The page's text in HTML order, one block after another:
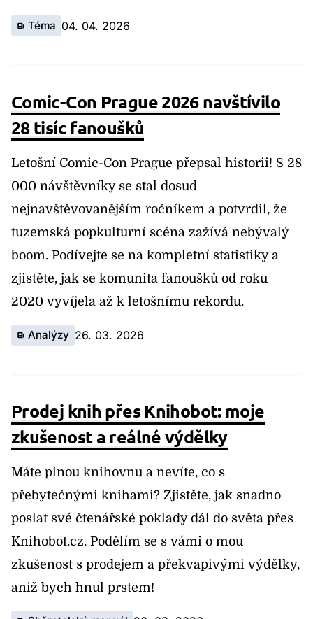
Téma 04. 04. 2026
Comic-Con Prague 2026 navštívilo
28 tisíc fanoušků
Letošní Comic-Con Prague přepsal historii! S 28
000 návštěvníky se stal dosud
nejnavštěvovanějším ročníkem a potvrdil, že
tuzemská popkulturní scéna zažívá nebývalý
boom. Podívejte se na kompletní statistiky a
zjistěte, jak se komunita fanoušků od roku
2020 vyvíjela až k letošnímu rekordu.
Analýzy 26. 03. 2026
Prodej knih přes Knihobot: moje
zkušenost a reálné výdělky
Máte plnou knihovnu a nevíte, co s
přebytečnými knihami? Zjistěte, jak snadno
poslat své čtenářské poklady dál do světa přes
Knihobot.cz. Podělím se s vámi o mou
zkušenost s prodejem a překvapivými výdělky,
aniž bych hnul prstem!